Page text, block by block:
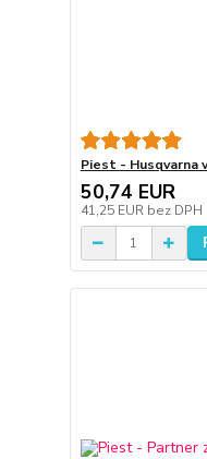
Piest - Husqvarna
50,74 EUR
41,25 EUR bez DPH